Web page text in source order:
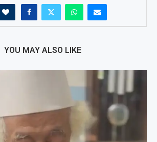
YOU MAY ALSO LIKE